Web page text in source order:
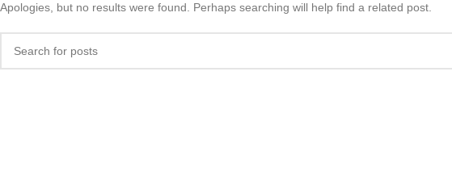
Apologies, but no results were found. Perhaps searching will help find a related post.